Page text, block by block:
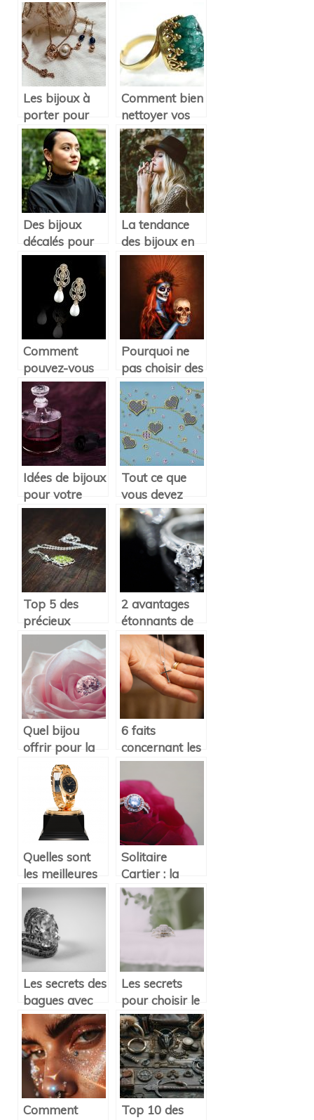
Les bijoux à
porter pour
l’été 2020 :
Comment bien
nettoyer vos
bijoux en or?
Des bijoux
décalés pour
cet été !
La tendance
des bijoux en
liège
Comment
pouvez-vous
entretenir vos
boucles
d’oreille en
diamant?
Pourquoi ne
pas choisir des
accessoires
avec des
crânes ?
Idées de bijoux
pour votre
habillement le
d’Halloween
Tout ce que
vous devez
savoir sur
l’entretien des
bijoux en ce
temps de
pandémie
Top 5 des
précieux
présents pour
le baptême et
la communion
2 avantages
étonnants de
porter un
diamant
Quel bijou
offrir pour la
naissance d’un
enfant ?
6 faits
concernant les
bijoux religieux
Quelles sont
les meilleures
montres de
quartz existant
?
Solitaire
Cartier : la
bague de
fiancailles par
excellence
Les secrets des
bagues avec
diamant
d’occasion et
anciennes
Les secrets
pour choisir le
bijou de haute
fantaisie ideal
Comment
Top 10 des